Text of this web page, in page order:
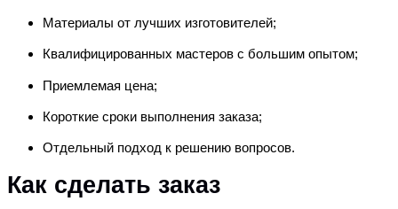
Материалы от лучших изготовителей;
Квалифицированных мастеров с большим опытом;
Приемлемая цена;
Короткие сроки выполнения заказа;
Отдельный подход к решению вопросов.
Как сделать заказ